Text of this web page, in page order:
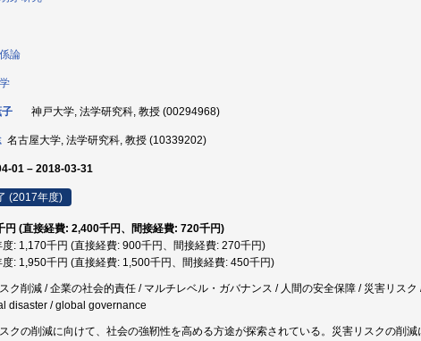
論
神戸大学, 法学研究科, 教授 (00294968)
名古屋大学, 法学研究科, 教授 (10339202)
01 – 2018-03-31
(2017年度)
円 (直接経費: 2,400千円、間接経費: 720千円)
: 1,170千円 (直接経費: 900千円、間接経費: 270千円)
: 1,950千円 (直接経費: 1,500千円、間接経費: 450千円)
ク削減 / 企業の社会的責任 / マルチレベル・ガバナンス / 人間の安全保障 / 災害リス
disaster / global governance
クの削減に向けて、社会の強靭性を高める方途が探索されている。災害リスクの削